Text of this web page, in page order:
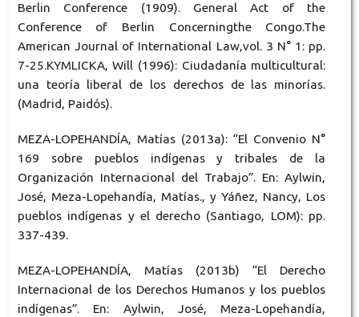
Berlin Conference (1909). General Act of the
Conference of Berlin Concerningthe Congo.The
American Journal of International Law,vol. 3 N° 1: pp.
7-25.KYMLICKA, Will (1996): Ciudadanía multicultural:
una teoría liberal de los derechos de las minorías.
(Madrid, Paidós).
MEZA-LOPEHANDÍA, Matías (2013a): “El Convenio N°
169 sobre pueblos indígenas y tribales de la
Organización Internacional del Trabajo”. En: Aylwin,
José, Meza-Lopehandía, Matías., y Yáñez, Nancy, Los
pueblos indígenas y el derecho (Santiago, LOM): pp.
337-439.
MEZA-LOPEHANDÍA, Matías (2013b) “El Derecho
Internacional de los Derechos Humanos y los pueblos
indígenas”. En: Aylwin, José, Meza-Lopehandía,